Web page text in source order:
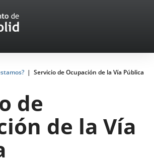
Servicio de Ocupación de la Vía Pública
de
de la Vía